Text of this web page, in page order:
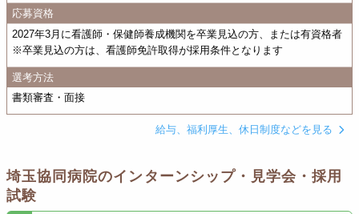
応募資格
2027年3月に看護師・保健師養成機関を卒業見込の方、または有資格者
※卒業見込の方は、看護師免許取得が採用条件となります
選考方法
書類審査・面接
給与、福利厚生、休日制度などを見る
埼玉協同病院のインターンシップ・見学会・採用
試験